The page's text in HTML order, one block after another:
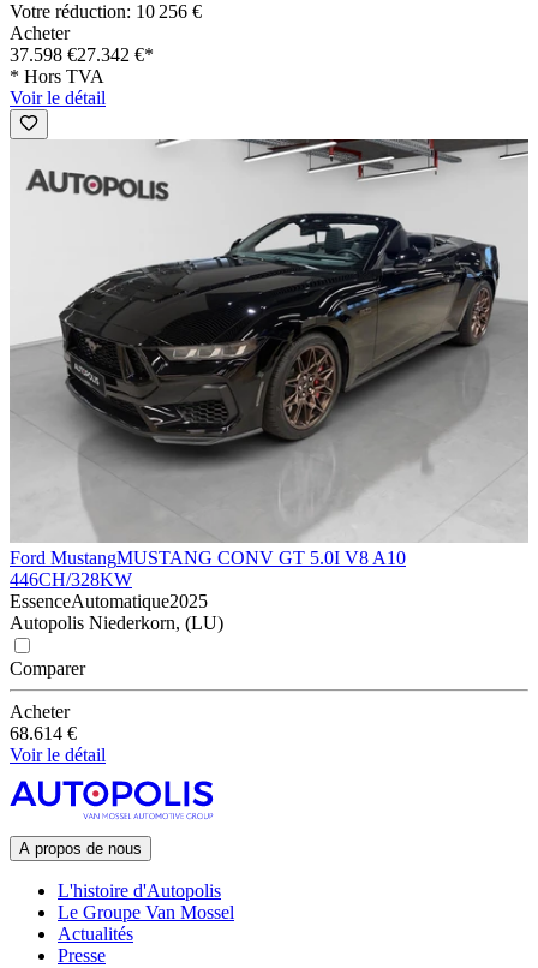
Votre réduction: 10 256 €
Acheter
37.598 €27.342 €*
* Hors TVA
Voir le détail
Ford MustangMUSTANG CONV GT 5.0I V8 A10
446CH/328KW
EssenceAutomatique2025
Autopolis Niederkorn, (LU)
Comparer
Acheter
68.614 €
Voir le détail
A propos de nous
L'histoire d'Autopolis
Le Groupe Van Mossel
Actualités
Presse